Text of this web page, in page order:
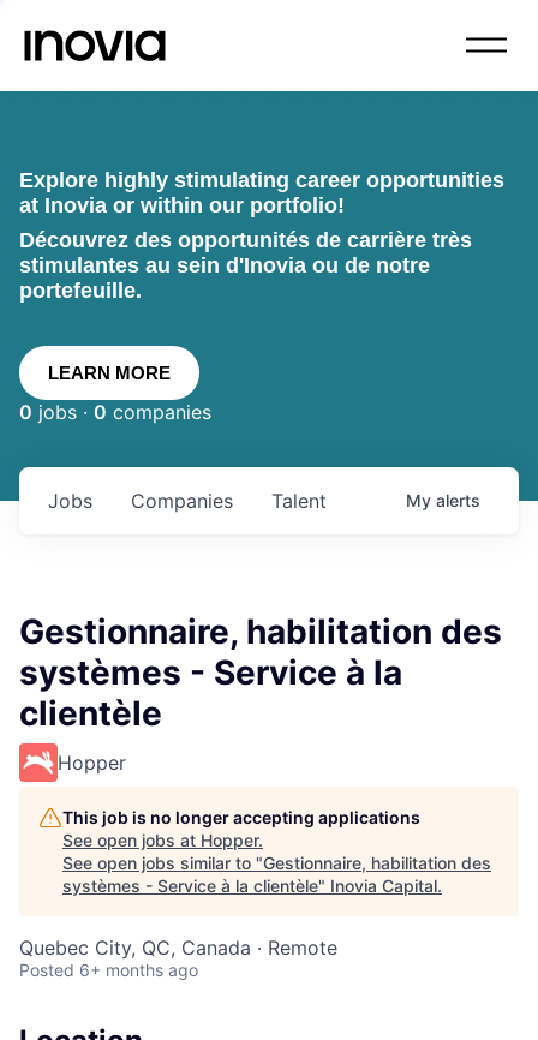
Explore highly stimulating career opportunities
at Inovia or within our portfolio!
Découvrez des opportunités de carrière très
stimulantes au sein d'Inovia ou de notre
portefeuille.
LEARN MORE
0 jobs · 0 companies
Jobs Companies Talent My alerts
Gestionnaire, habilitation des
systèmes - Service à la
clientèle
Hopper
This job is no longer accepting applications
See open jobs at Hopper.
See open jobs similar to "Gestionnaire, habilitation des
systèmes - Service à la clientèle" Inovia Capital.
Quebec City, QC, Canada · Remote
Posted 6+ months ago